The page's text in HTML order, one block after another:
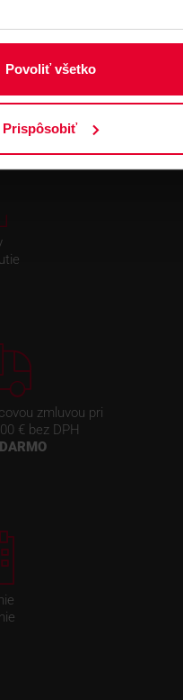
Povoliť všetko
Prispôsobiť
Podpora cez
zmluvou pri
€ bez DPH